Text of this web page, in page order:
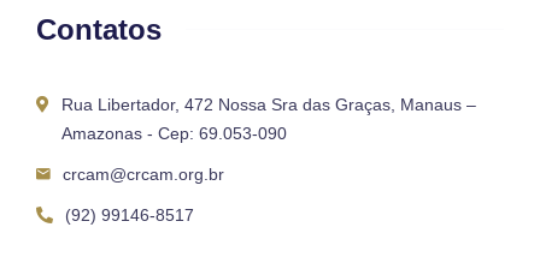
Contatos
Rua Libertador, 472 Nossa Sra das Graças, Manaus –
Amazonas - Cep: 69.053-090
crcam@crcam.org.br
(92) 99146-8517